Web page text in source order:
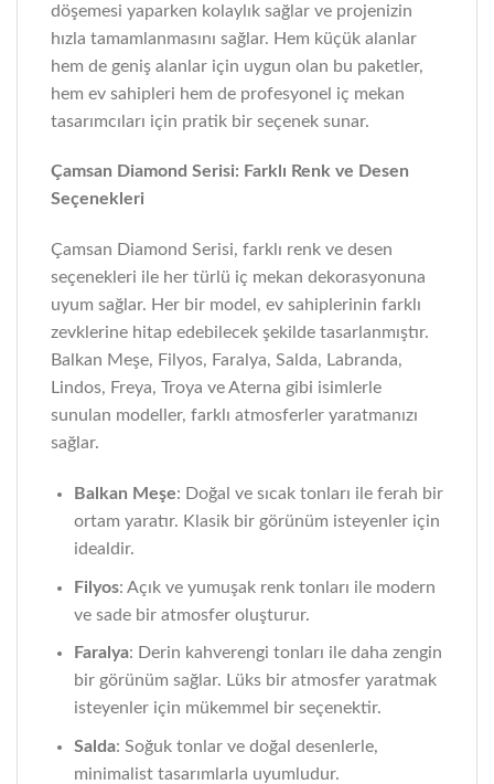
döşemesi yaparken kolaylık sağlar ve projenizin
hızla tamamlanmasını sağlar. Hem küçük alanlar
hem de geniş alanlar için uygun olan bu paketler,
hem ev sahipleri hem de profesyonel iç mekan
tasarımcıları için pratik bir seçenek sunar.
Çamsan Diamond Serisi: Farklı Renk ve Desen
Seçenekleri
Çamsan Diamond Serisi, farklı renk ve desen
seçenekleri ile her türlü iç mekan dekorasyonuna
uyum sağlar. Her bir model, ev sahiplerinin farklı
zevklerine hitap edebilecek şekilde tasarlanmıştır.
Balkan Meşe, Filyos, Faralya, Salda, Labranda,
Lindos, Freya, Troya ve Aterna gibi isimlerle
sunulan modeller, farklı atmosferler yaratmanızı
sağlar.
Balkan Meşe: Doğal ve sıcak tonları ile ferah bir
ortam yaratır. Klasik bir görünüm isteyenler için
idealdir.
Filyos: Açık ve yumuşak renk tonları ile modern
ve sade bir atmosfer oluşturur.
Faralya: Derin kahverengi tonları ile daha zengin
bir görünüm sağlar. Lüks bir atmosfer yaratmak
isteyenler için mükemmel bir seçenektir.
Salda: Soğuk tonlar ve doğal desenlerle,
minimalist tasarımlarla uyumludur.